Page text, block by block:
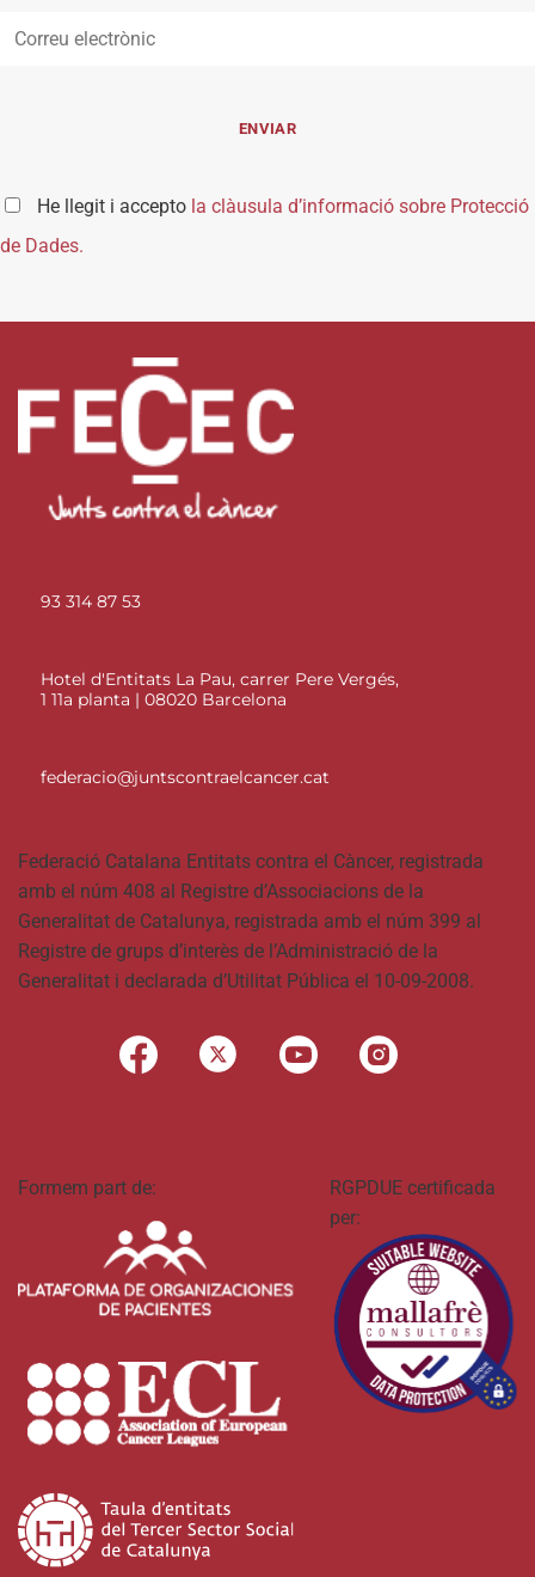
He llegit i accepto la clàusula d’informació sobre Protecció
de Dades.
93 314 87 53
Hotel d'Entitats La Pau, carrer Pere Vergés,
1 11a planta | 08020 Barcelona
federacio@juntscontraelcancer.cat
Federació Catalana Entitats contra el Càncer, registrada
amb el núm 408 al Registre d’Associacions de la
Generalitat de Catalunya, registrada amb el núm 399 al
Registre de grups d’interès de l’Administració de la
Generalitat i declarada d’Utilitat Pública el 10-09-2008.
Formem part de:
RGPDUE certificada
per: